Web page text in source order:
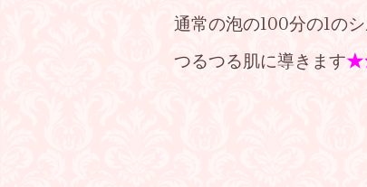
通常の泡の100分の1の
つるつる肌に導きます★